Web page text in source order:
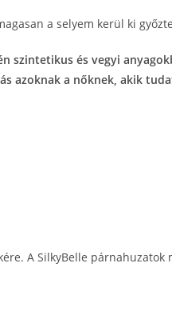
a selyem kerül ki
szintetikus és vegyi
azoknak a nőknek, akik
A SilkyBelle párnahuzatok